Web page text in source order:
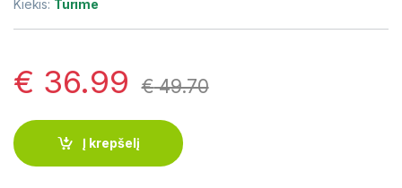
Kiekis: Turime
€ 36.99 €49.70
Į krepšelį